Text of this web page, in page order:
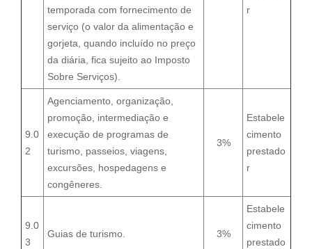
temporada com fornecimento de
serviço (o valor da alimentação e
gorjeta, quando incluído no preço
da diária, fica sujeito ao Imposto
Sobre Serviços).
r
9.0
2
Agenciamento, organização,
promoção, intermediação e
execução de programas de
turismo, passeios, viagens,
excursões, hospedagens e
congêneres.
3%
Estabele
cimento
prestado
r
9.0
3
Guias de turismo. 3%
Estabele
cimento
prestado